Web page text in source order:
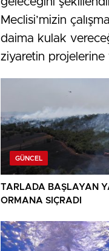
Meclisi’mizin
daima kulak
ziyaretin
GÜNCEL
TARLADA BAŞLAYAN
ORMANA SIÇRADI